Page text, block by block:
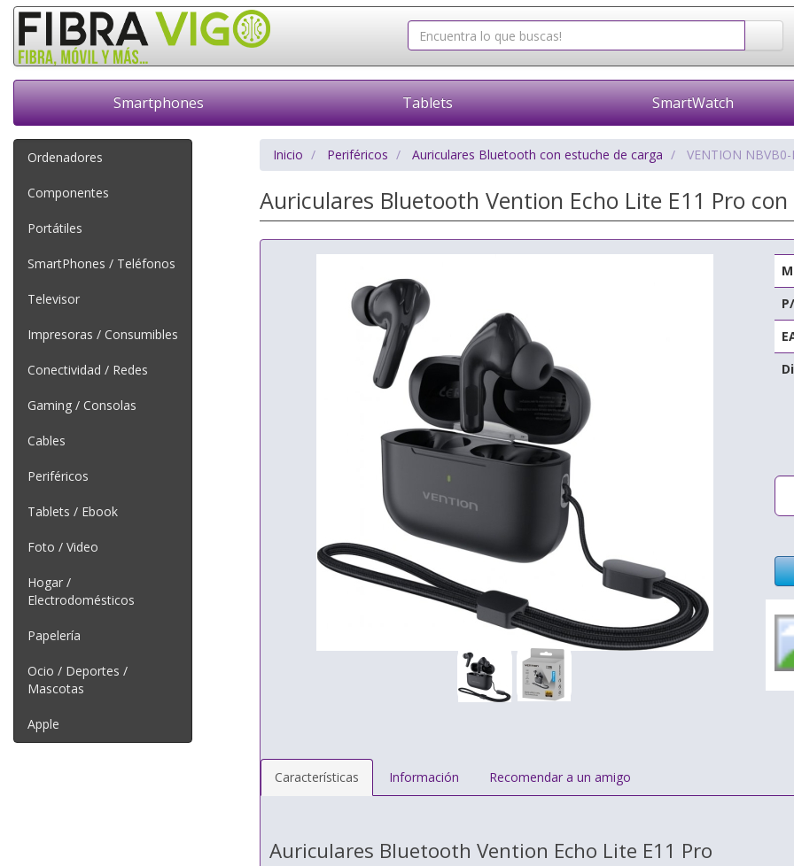
Smartphones Tablets SmartWatch
Ordenadores
Componentes
Portátiles
SmartPhones / Teléfonos
Televisor
Impresoras / Consumibles
Conectividad / Redes
Gaming / Consolas
Cables
Periféricos
Tablets / Ebook
Foto / Video
Hogar /
Electrodomésticos
Papelería
Ocio / Deportes /
Mascotas
Apple
Inicio Periféricos Auriculares Bluetooth con estuche de carga VENTION NBVB0-
Auriculares Bluetooth Vention Echo Lite E11 Pro
Características Información Recomendar a un amigo
Auriculares Bluetooth Vention Echo Lite E11 Pro